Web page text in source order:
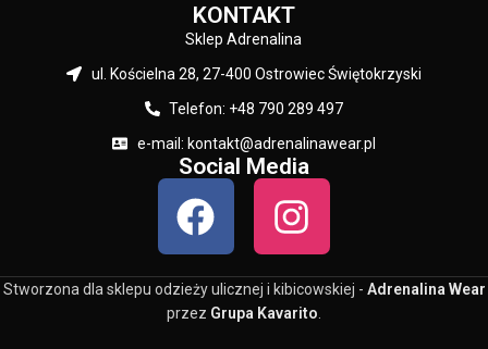
KONTAKT
Sklep Adrenalina
ul. Kościelna 28, 27-400 Ostrowiec Świętokrzyski
Telefon: +48 790 289 497
e-mail: kontakt@adrenalinawear.pl
Social Media
Stworzona dla sklepu odzieży ulicznej i kibicowskiej - Adrenalina Wear
przez Grupa Kavarito.